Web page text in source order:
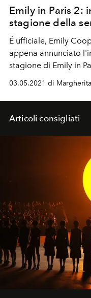
Emily in Paris 2:
stagione della
É ufficiale, Emily
appena annunciato
stagione di Emily in
le novità, trama,
l'attesissimo sequel
03.05.2021 di
Articoli consigliati